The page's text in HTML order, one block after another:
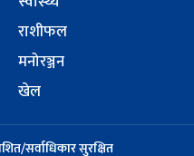
राशीफल
मनोरञ्जन
खेल
सर्वाधिकार सुरक्षित